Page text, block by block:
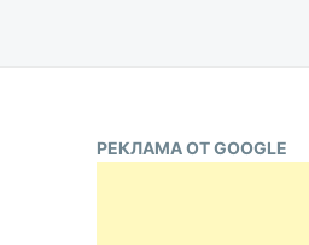
РЕКЛАМА ОТ GOOGLE